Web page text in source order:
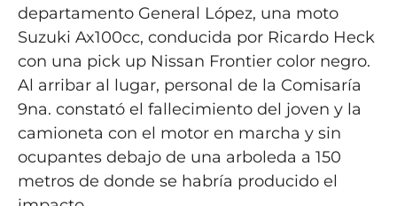
departamento General López, una moto
Suzuki Ax100cc, conducida por Ricardo Heck
con una pick up Nissan Frontier color negro.
Al arribar al lugar, personal de la Comisaría
9na. constató el fallecimiento del joven y la
camioneta con el motor en marcha y sin
ocupantes debajo de una arboleda a 150
metros de donde se habría producido el